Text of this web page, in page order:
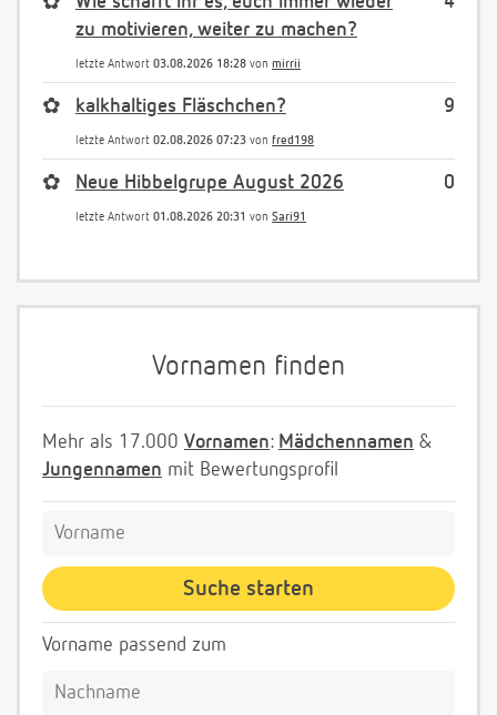
zu motivieren, weiter zu machen?
letzte Antwort 03.08.2026 18:28 von mirrii
9
✿ kalkhaltiges Fläschchen?
letzte Antwort 02.08.2026 07:23 von fred198
0
✿ Neue Hibbelgrupe August 2026
letzte Antwort 01.08.2026 20:31 von Sari91
Vornamen finden
Mehr als 17.000 Vornamen: Mädchennamen &
Jungennamen mit Bewertungsprofil
Vorname passend zum